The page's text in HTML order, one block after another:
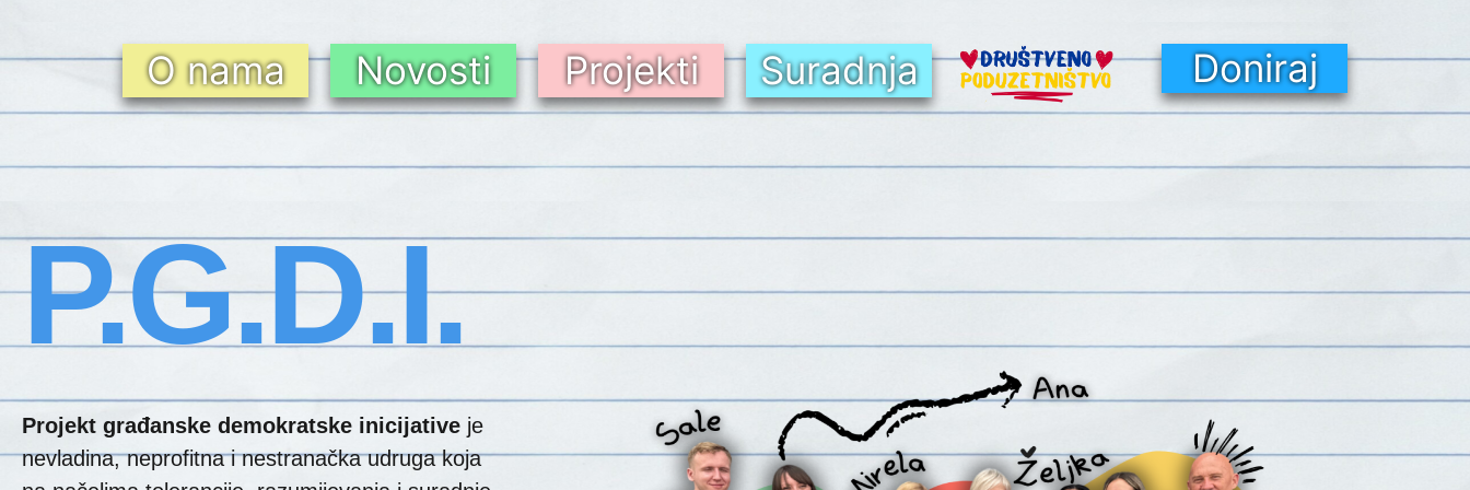
O nama Novosti Projekti Suradnja Doniraj
P.G.D.I.
Projekt građanske demokratske inicijative je
nevladina, neprofitna i nestranačka udruga koja